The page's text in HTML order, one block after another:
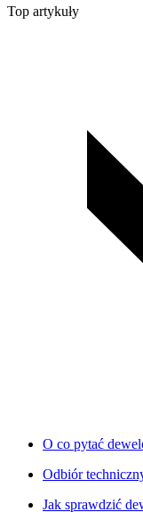
Top artykuły
O co pytać
Odbiór
Jak sprawdzić